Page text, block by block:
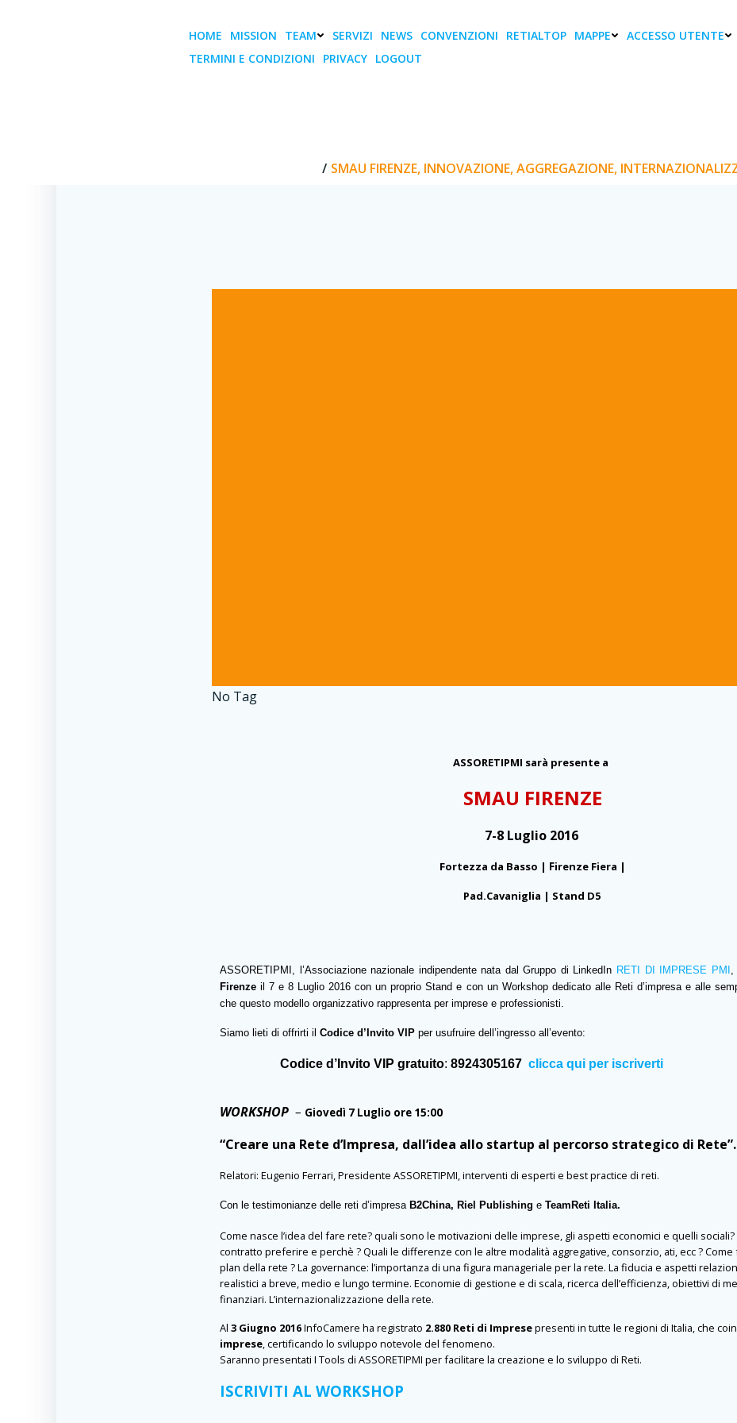
HOME MISSION TEAM SERVIZI NEWS CONVENZIONI RETIALTOP MAPPE ACCESSO UTENTE
TERMINI E CONDIZIONI
PRIVACY LOGOUT
SMAU FIRENZE, INNOVAZIONE, AGGREGAZIONE,
No Tag
ASSORETIPMI sarà presente a
SMAU FIRENZE
7-8 Luglio 2016
Fortezza da Basso | Firenze Fiera |
Pad.Cavaniglia | Stand D5
ASSORETIPMI, l’Associazione nazionale indipendente nata dal Gruppo di LinkedIn RETI DI IMPRESE PMI ,
Firenze il 7 e 8 Luglio 2016 con un proprio Stand e con un Workshop dedicato alle Reti d’impresa e alle
che questo modello organizzativo rappresenta per imprese e professionisti.
Siamo lieti di offrirti ilCodice d’Invito VIP per usufruire dell’ingresso all’evento:
Codice d’Invito VIP gratuito: 8924305167clicca qui per iscriverti
WORKSHOP – Giovedì 7 Luglio ore 15:00
“Creare una Rete d’Impresa, dall’idea allo startup al percorso strategico di Rete”.
Relatori: Eugenio Ferrari, Presidente ASSORETIPMI, interventi di esperti e best practice di reti.
Con le testimonianze delle reti d’impresa B2China, Riel PublishingeTeamReti Italia.
Come nasce l’idea del fare rete? quali sono le motivazioni delle imprese, gli aspetti economici e quelli
contratto preferire e perchè ? Quali le differenze con le altre modalità aggregative, consorzio, ati, ecc ?
plan della rete ? La governance: l’importanza di una figura manageriale per la rete. La fiducia e aspetti
realistici a breve, medio e lungo termine. Economie di gestione e di scala, ricerca dell’efficienza, obiettivi di
finanziari. L’internazionalizzazione della rete.
Al3 Giugno 2016InfoCamere ha registrato 2.880 Reti di Impresepresenti in tutte le regioni di Italia, che
imprese, certificando lo sviluppo notevole del fenomeno.
Saranno presentati I Tools di ASSORETIPMI per facilitare la creazione e lo sviluppo di Reti.
ISCRIVITI AL WORKSHOP